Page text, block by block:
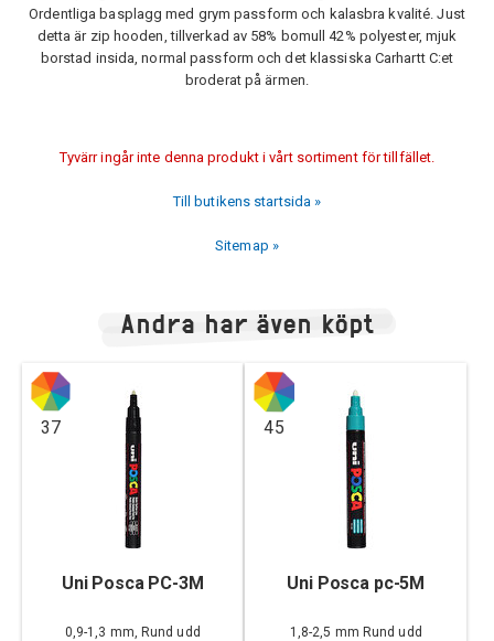
Ordentliga basplagg med grym passform och kalasbra kvalité. Just
detta är zip hooden, tillverkad av 58% bomull 42% polyester, mjuk
borstad insida, normal passform och det klassiska Carhartt C:et
broderat på ärmen.
Tyvärr ingår inte denna produkt i vårt sortiment för tillfället.
Till butikens startsida »
Sitemap »
Andra har även köpt
37
Uni Posca PC-3M
0,9-1,3 mm, Rund udd
45
Uni Posca pc-5M
1,8-2,5 mm Rund udd